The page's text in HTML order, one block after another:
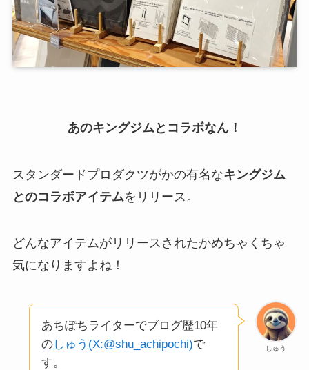
あのキングジムとコラボなん！
スタンダードプロダクツがかの有名なキングジム
とのコラボアイテムをリリース。
どんなアイテムがリリースされたかめちゃくちゃ
気になりますよね！
しゅう
あちぽちライターでブログ歴10年
のしゅう(X:@shu_achipochi)で
す。